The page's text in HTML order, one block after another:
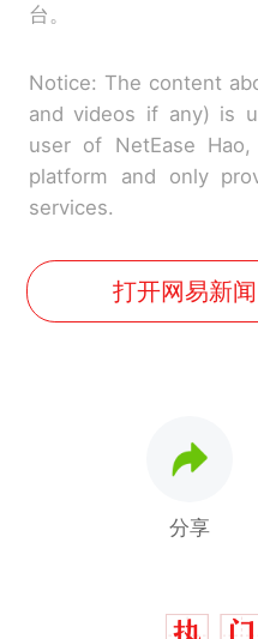
台。
Notice: The content
and videos if any) is
user of NetEase
platform and only
services.
打开网易新
分享